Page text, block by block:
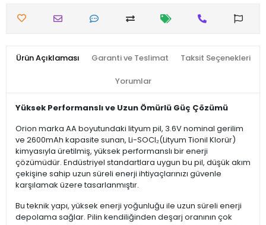
Ürün Açıklaması Garanti ve Teslimat Taksit Seçenekleri
Yorumlar
Yüksek Performanslı ve Uzun Ömürlü Güç Çözümü
Orion marka AA boyutundaki lityum pil, 3.6V nominal gerilim
ve 2600mAh kapasite sunan, Li-SOCl₂(Lityum Tionil Klorür)
kimyasıyla üretilmiş, yüksek performanslı bir enerji
çözümüdür. Endüstriyel standartlara uygun bu pil, düşük akım
çekişine sahip uzun süreli enerji ihtiyaçlarınızı güvenle
karşılamak üzere tasarlanmıştır.
Bu teknik yapı, yüksek enerji yoğunluğu ile uzun süreli enerji
depolama sağlar. Pilin kendiliğinden deşarj oranının çok